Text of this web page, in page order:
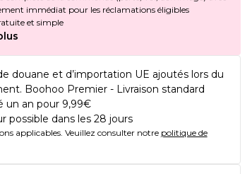
immédiat pour les réclamations éligibles
et simple
douane et d’importation UE ajoutés lors du
Boohoo Premier - Livraison standard
un an pour 9,99€
possible dans les 28 jours
applicables. Veuillez consulter notre politique de